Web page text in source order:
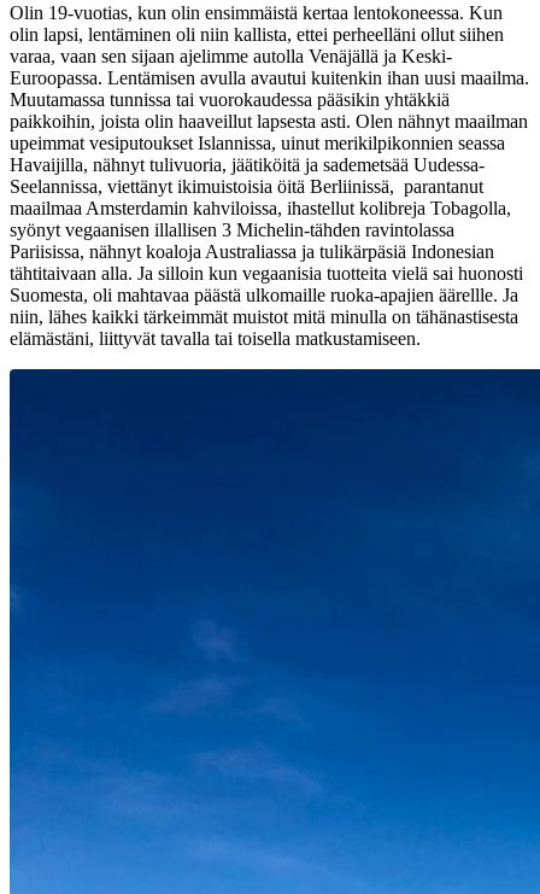
Olin 19-vuotias, kun olin ensimmäistä kertaa lentokoneessa. Kun
olin lapsi, lentäminen oli niin kallista, ettei perheelläni ollut siihen
varaa, vaan sen sijaan ajelimme autolla Venäjällä ja Keski-
Euroopassa. Lentämisen avulla avautui kuitenkin ihan uusi maailma.
Muutamassa tunnissa tai vuorokaudessa pääsikin yhtäkkiä
paikkoihin, joista olin haaveillut lapsesta asti. Olen nähnyt maailman
upeimmat vesiputoukset Islannissa, uinut merikilpikonnien seassa
Havaijilla, nähnyt tulivuoria, jäätiköitä ja sademetsää Uudessa-
Seelannissa, viettänyt ikimuistoisia öitä Berliinissä, parantanut
maailmaa Amsterdamin kahviloissa, ihastellut kolibreja Tobagolla,
syönyt vegaanisen illallisen 3 Michelin-tähden ravintolassa
Pariisissa, nähnyt koaloja Australiassa ja tulikärpäsiä Indonesian
tähtitaivaan alla. Ja silloin kun vegaanisia tuotteita vielä sai huonosti
Suomesta, oli mahtavaa päästä ulkomaille ruoka-apajien äärellle. Ja
niin, lähes kaikki tärkeimmät muistot mitä minulla on tähänastisesta
elämästäni, liittyvät tavalla tai toisella matkustamiseen.